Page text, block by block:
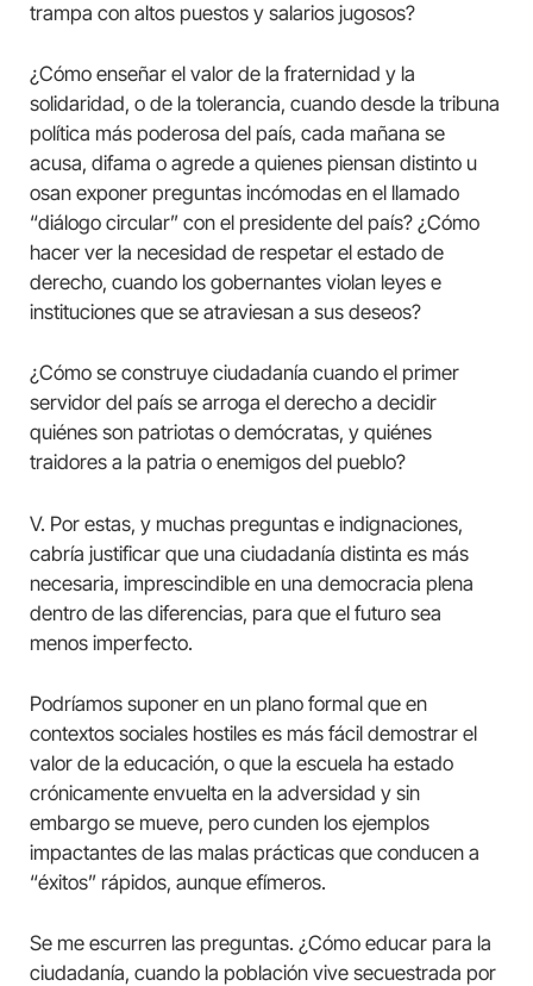
trampa con altos puestos y salarios jugosos?
¿Cómo enseñar el valor de la fraternidad y la
solidaridad, o de la tolerancia, cuando desde la tribuna
política más poderosa del país, cada mañana se
acusa, difama o agrede a quienes piensan distinto u
osan exponer preguntas incómodas en el llamado
“diálogo circular” con el presidente del país? ¿Cómo
hacer ver la necesidad de respetar el estado de
derecho, cuando los gobernantes violan leyes e
instituciones que se atraviesan a sus deseos?
¿Cómo se construye ciudadanía cuando el primer
servidor del país se arroga el derecho a decidir
quiénes son patriotas o demócratas, y quiénes
traidores a la patria o enemigos del pueblo?
V. Por estas, y muchas preguntas e indignaciones,
cabría justificar que una ciudadanía distinta es más
necesaria, imprescindible en una democracia plena
dentro de las diferencias, para que el futuro sea
menos imperfecto.
Podríamos suponer en un plano formal que en
contextos sociales hostiles es más fácil demostrar el
valor de la educación, o que la escuela ha estado
crónicamente envuelta en la adversidad y sin
embargo se mueve, pero cunden los ejemplos
impactantes de las malas prácticas que conducen a
“éxitos” rápidos, aunque efímeros.
Se me escurren las preguntas. ¿Cómo educar para la
ciudadanía, cuando la población vive secuestrada por